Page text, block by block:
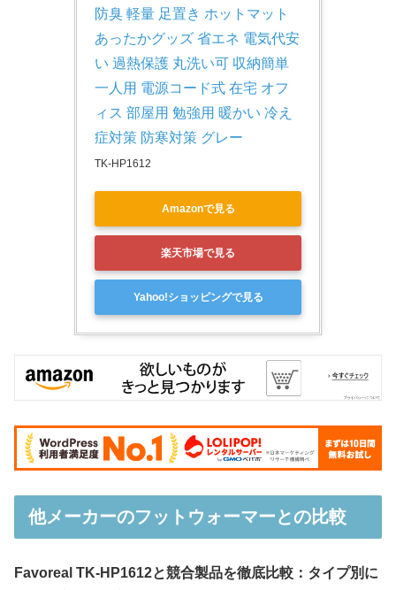
防臭 軽量 足置き ホットマット
あったかグッズ 省エネ 電気代安
い 過熱保護 丸洗い可 収納簡単
一人用 電源コード式 在宅 オフ
ィス 部屋用 勉強用 暖かい 冷え
症対策 防寒対策 グレー
TK-HP1612
Amazonで見る
楽天市場で見る
Yahoo!ショッピングで見る
他メーカーのフットウォーマーとの比較
Favoreal TK-HP1612と競合製品を徹底比較：タイプ別に